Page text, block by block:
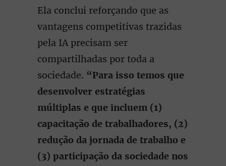
Ela conclui reforçando que as
vantagens competitivas trazidas
pela IA precisam ser
compartilhadas por toda a
sociedade. “Para isso temos que
desenvolver estratégias
múltiplas e que incluem (1)
capacitação de trabalhadores, (2)
redução da jornada de trabalho e
(3) participação da sociedade nos